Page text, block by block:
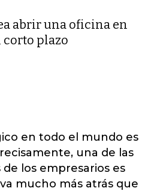
abrir una oficina en
corto plazo
en todo el mundo es
una de las
los empresarios es
mucho más atrás que